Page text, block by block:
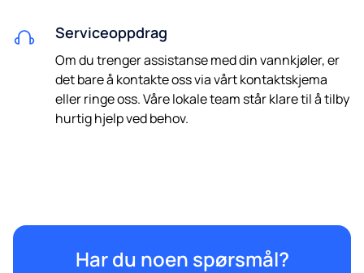
Serviceoppdrag
Om du trenger assistanse med din vannkjøler, er
det bare å kontakte oss via vårt kontaktskjema
eller ringe oss. Våre lokale team står klare til å tilby
hurtig hjelp ved behov.
Har du noen spørsmål?